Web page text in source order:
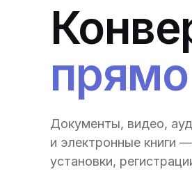
Документы, видео,
и электронные книги
установки,